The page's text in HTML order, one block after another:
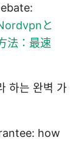
と
法：最速
하는 완벽 가
how